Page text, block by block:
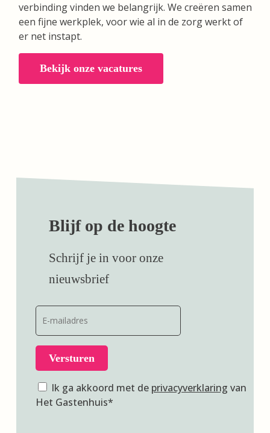
verbinding vinden we belangrijk. We creëren samen
een fijne werkplek, voor wie al in de zorg werkt of
er net instapt.
Bekijk onze vacatures
Blijf op de hoogte
Schrijf je in voor onze
nieuwsbrief
E-
mailadres(Vereist)
Versturen
Privacyverklaring
Ik ga akkoord met de privacyverklaring van
Het Gastenhuis*